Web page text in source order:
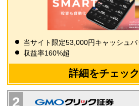
当サイト限定53,000円キャッシュバ
収益率160%超
詳細をチェック